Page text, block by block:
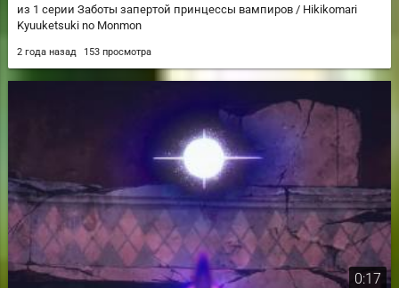
из 1 серии Заботы запертой принцессы вампиров / Hikikomari
Kyuuketsuki no Monmon
2 года назад 153 просмотра
0:17